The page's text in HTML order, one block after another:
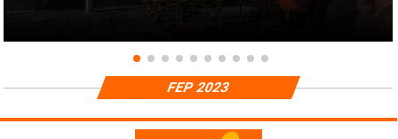
FEP 2023